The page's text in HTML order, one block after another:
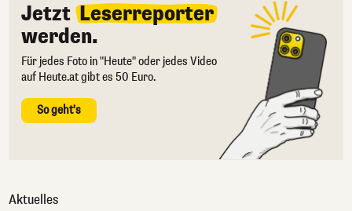
Jetzt Leserreporter
werden.
Für jedes Foto in "Heute" oder jedes Video
auf Heute.at gibt es 50 Euro.
So geht's
Aktuelles